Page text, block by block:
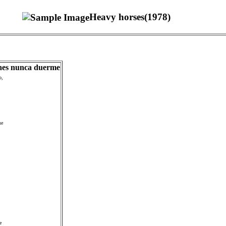
Heavy horses(1978)
nunca duerme